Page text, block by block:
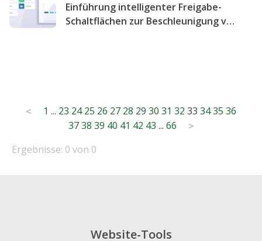
Einführung intelligenter Freigabe-
Schaltflächen zur Beschleunigung von
Posts
pagination
< 1 ... 23 24 25 26 27 28 29 30 31 32 33 3435 36
37 38 39 40 41 42 43 ... 66 >
Ergebnisse: 0 von 0
Website-Tools